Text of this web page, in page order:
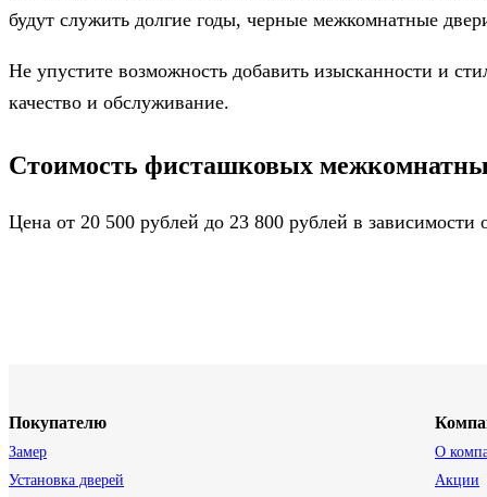
будут служить долгие годы, черные межкомнатные
Не упустите возможность добавить изысканности и
качество и обслуживание.
Стоимость фисташковых
Цена от 20 500 рублей до 23 800 рублей в
Покупателю
Замер
Установка дверей
О
Акции